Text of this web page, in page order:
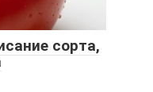
сорта,